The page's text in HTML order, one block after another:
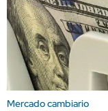
Mercado cambiario